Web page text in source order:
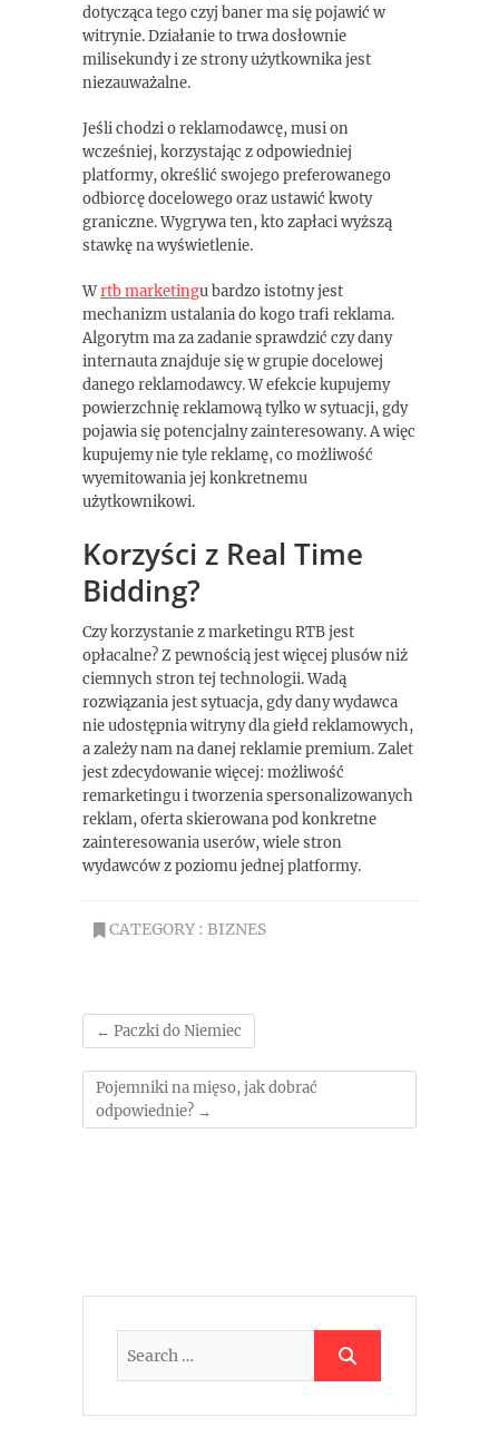
dotycząca tego czyj baner ma się pojawić w
witrynie. Działanie to trwa dosłownie
milisekundy i ze strony użytkownika jest
niezauważalne.
Jeśli chodzi o reklamodawcę, musi on
wcześniej, korzystając z odpowiedniej
platformy, określić swojego preferowanego
odbiorcę docelowego oraz ustawić kwoty
graniczne. Wygrywa ten, kto zapłaci wyższą
stawkę na wyświetlenie.
Wrtb marketingu bardzo istotny jest
mechanizm ustalania do kogo trafi reklama.
Algorytm ma za zadanie sprawdzić czy dany
internauta znajduje się w grupie docelowej
danego reklamodawcy. W efekcie kupujemy
powierzchnię reklamową tylko w sytuacji, gdy
pojawia się potencjalny zainteresowany. A więc
kupujemy nie tyle reklamę, co możliwość
wyemitowania jej konkretnemu
użytkownikowi.
Korzyści z Real Time
Bidding?
Czy korzystanie z marketingu RTB jest
opłacalne? Z pewnością jest więcej plusów niż
ciemnych stron tej technologii. Wadą
rozwiązania jest sytuacja, gdy dany wydawca
nie udostępnia witryny dla giełd reklamowych,
a zależy nam na danej reklamie premium. Zalet
jest zdecydowanie więcej: możliwość
remarketingu i tworzenia spersonalizowanych
reklam, oferta skierowana pod konkretne
zainteresowania userów, wiele stron
wydawców z poziomu jednej platformy.
CATEGORY : BIZNES
← Paczki do Niemiec
Pojemniki na mięso, jak dobrać
odpowiednie? →